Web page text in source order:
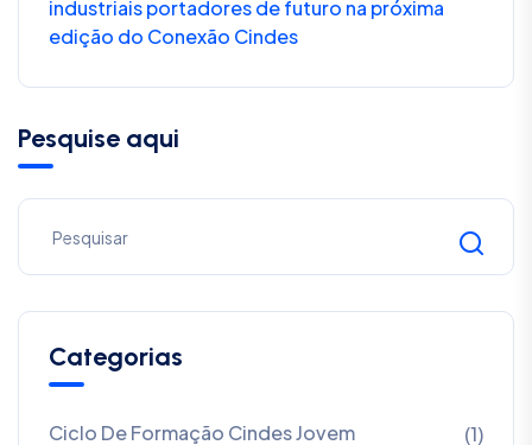
industriais portadores de futuro na próxima
edição do Conexão Cindes
Pesquise aqui
Categorias
Ciclo De Formação Cindes Jovem (1)